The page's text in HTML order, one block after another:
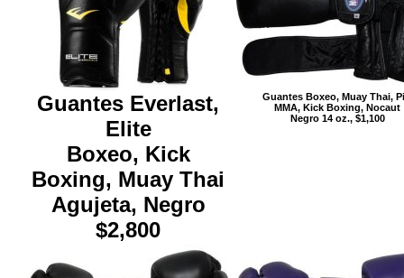
Guantes Everlast,
Elite
Boxeo, Kick
Boxing, Muay Thai
Agujeta, Negro
$2,800
Guantes Boxeo, Muay Thai,
MMA, Kick Boxing, Nocaut
Negro 14 oz., $1,100